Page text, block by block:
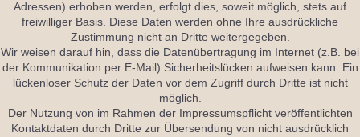
Adressen) erhoben werden, erfolgt dies, soweit möglich, stets auf
freiwilliger Basis. Diese Daten werden ohne Ihre ausdrückliche
Zustimmung nicht an Dritte weitergegeben.
Wir weisen darauf hin, dass die Datenübertragung im Internet (z.B. bei
der Kommunikation per E-Mail) Sicherheitslücken aufweisen kann. Ein
lückenloser Schutz der Daten vor dem Zugriff durch Dritte ist nicht
möglich.
Der Nutzung von im Rahmen der Impressumspflicht veröffentlichten
Kontaktdaten durch Dritte zur Übersendung von nicht ausdrücklich